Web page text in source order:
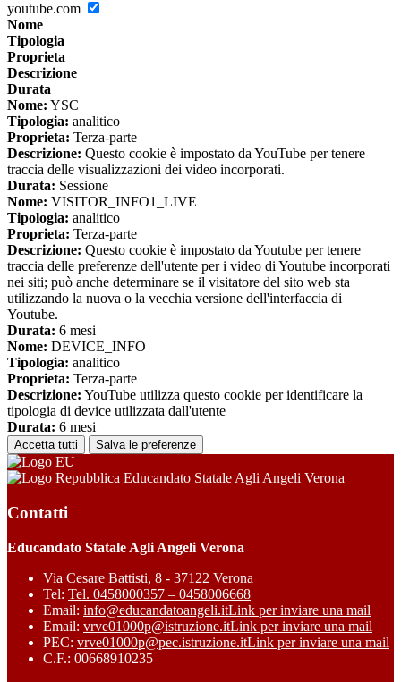
youtube.com
Nome
Tipologia
Proprieta
Descrizione
Durata
Nome: YSC
Tipologia: analitico
Proprieta: Terza-parte
Descrizione: Questo cookie è impostato da YouTube per tenere
traccia delle visualizzazioni dei video incorporati.
Durata: Sessione
Nome: VISITOR_INFO1_LIVE
Tipologia: analitico
Proprieta: Terza-parte
Descrizione: Questo cookie è impostato da Youtube per tenere
traccia delle preferenze dell'utente per i video di Youtube incorporati
nei siti; può anche determinare se il visitatore del sito web sta
utilizzando la nuova o la vecchia versione dell'interfaccia di
Youtube.
Durata: 6 mesi
Nome: DEVICE_INFO
Tipologia: analitico
Proprieta: Terza-parte
Descrizione: YouTube utilizza questo cookie per identificare la
tipologia di device utilizzata dall'utente
Durata: 6 mesi
Accetta tutti Salva le preferenze
Educandato Statale Agli Angeli Verona
Contatti
Educandato Statale Agli Angeli Verona
Via Cesare Battisti, 8 - 37122 Verona
Tel: Tel. 0458000357 – 0458006668
Email: info@educandatoangeli.itLink per inviare una mail
Email: vrve01000p@istruzione.itLink per inviare una mail
PEC: vrve01000p@pec.istruzione.itLink per inviare una mail
C.F.: 00668910235